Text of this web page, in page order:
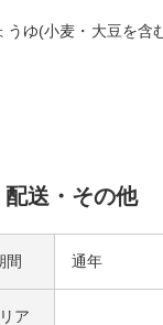
ゆ(小麦・大豆を含
送・その他
間 通年
ア